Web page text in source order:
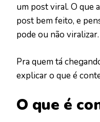
um post viral. O que
post bem feito, e
pode ou não viralizar.
Pra quem tá
explicar o que é
O que é